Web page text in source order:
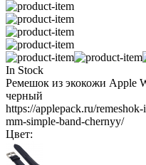
In Stock
Ремешок из экокожи Apple
черный
https://applepack.ru/
mm-simple-band-chernyy/
Цвет: